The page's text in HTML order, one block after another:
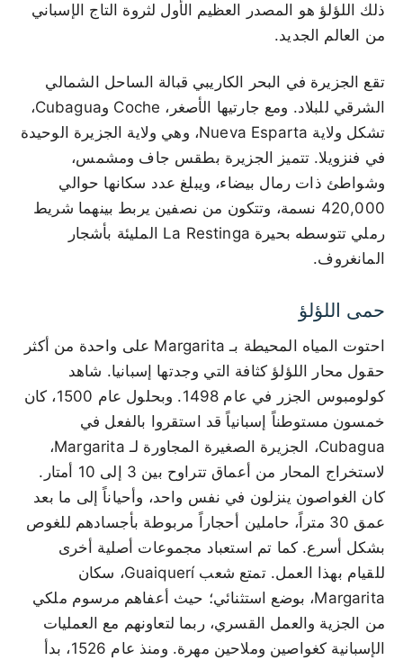
ذلك اللؤلؤ هو المصدر العظيم الأول لثروة التاج الإسباني
من العالم الجديد.
تقع الجزيرة في البحر الكاريبي قبالة الساحل الشمالي
الشرقي للبلاد. ومع جارتيها الأصغر، Coche وCubagua،
تشكل ولاية Nueva Esparta، وهي ولاية الجزيرة الوحيدة
في فنزويلا. تتميز الجزيرة بطقس جاف ومشمس،
وشواطئ ذات رمال بيضاء، ويبلغ عدد سكانها حوالي
420,000 نسمة، وتتكون من نصفين يربط بينهما شريط
رملي تتوسطه بحيرة La Restinga المليئة بأشجار
المانغروف.
حمى اللؤلؤ
احتوت المياه المحيطة بـ Margarita على واحدة من أكثر
حقول محار اللؤلؤ كثافة التي وجدتها إسبانيا. شاهد
كولومبوس الجزر في عام 1498. وبحلول عام 1500، كان
خمسون مستوطناً إسبانياً قد استقروا بالفعل في
Cubagua، الجزيرة الصغيرة المجاورة لـ Margarita،
لاستخراج المحار من أعماق تتراوح بين 3 إلى 10 أمتار.
كان الغواصون ينزلون في نفس واحد، وأحياناً إلى ما بعد
عمق 30 متراً، حاملين أحجاراً مربوطة بأجسادهم للغوص
بشكل أسرع. كما تم استعباد مجموعات أصلية أخرى
للقيام بهذا العمل. تمتع شعب Guaiquerí، سكان
Margarita، بوضع استثنائي؛ حيث أعفاهم مرسوم ملكي
من الجزية والعمل القسري، ربما لتعاونهم مع العمليات
الإسبانية كغواصين وملاحين مهرة. ومنذ عام 1526، بدأ